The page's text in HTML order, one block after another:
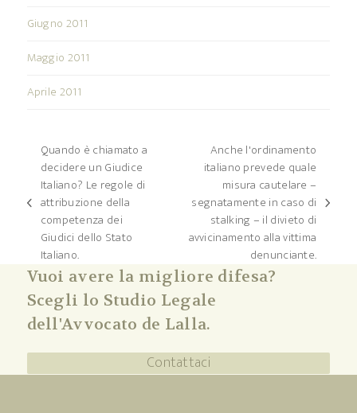
Giugno 2011
Maggio 2011
Aprile 2011
post
precedente:
Quando è chiamato a
decidere un Giudice
Italiano? Le regole di
attribuzione della
competenza dei
Giudici dello Stato
Italiano.
articolo
successivo:
Anche l'ordinamento
italiano prevede quale
misura cautelare –
segnatamente in caso di
stalking – il divieto di
avvicinamento alla vittima
denunciante.
Vuoi avere la migliore difesa?
Scegli lo Studio Legale
dell'Avvocato de Lalla.
Contattaci